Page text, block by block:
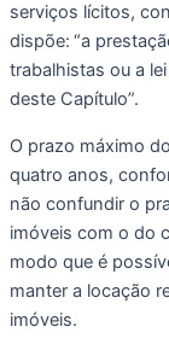
serviços lícitos,
dispõe: “a
trabalhistas ou a
deste Capítulo”.
O prazo máximo
quatro anos,
não confundir o
imóveis com o do
modo que é
manter a locação
imóveis.